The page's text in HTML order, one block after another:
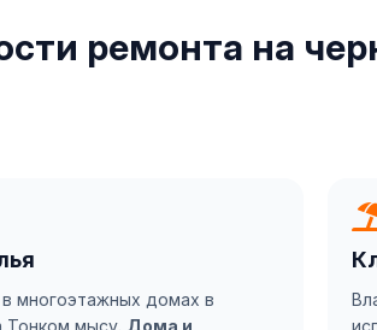
ремонта на
в многоэтажных домах в
Тонком мысу. Дома и